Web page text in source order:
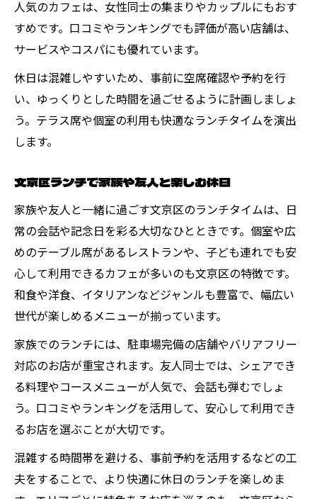
人気のカフェは、女性同士の集まりやカップルにもおす
すめです。口コミやランキングでも評価が高い店舗は、
サービスやコスパにも優れています。
休日は混雑しやすいため、事前に空席確認や予約を行
い、ゆっくりとした時間を過ごせるように計画しましょ
う。テラス席や個室の利用も快適なランチタイムを演出
します。
文京区ランチで家族や友人と楽しむ休日
家族や友人と一緒に過ごす文京区のランチタイムは、日
常の会話や記念日を彩る大切なひとときです。個室や広
めのテーブル席があるレストランや、子ども連れでも安
心して利用できるカフェが多いのも文京区の特徴です。
和食や洋食、イタリアンなどジャンルも豊富で、幅広い
世代が楽しめるメニューが揃っています。
家族でのランチには、駐車場完備の店舗やバリアフリー
対応のお店が重宝されます。友人同士では、シェアでき
る料理やコースメニューが人気で、会話も弾むでしょ
う。口コミやランキングを活用して、安心して利用でき
るお店を選ぶことが大切です。
混雑する時間帯を避ける、事前予約を活用するなどの工
夫をすることで、より快適に休日のランチを楽しめま